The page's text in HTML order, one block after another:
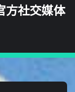
方社交媒体